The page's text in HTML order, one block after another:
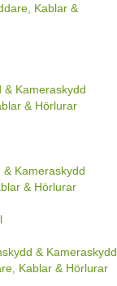
Kablar &
& Kameraskydd
& Hörlurar
& Kameraskydd
& Hörlurar
& Kameraskydd
Kablar & Hörlurar